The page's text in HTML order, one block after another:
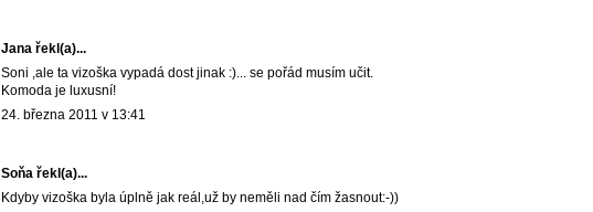
Jana řekl(a)...
Soni ,ale ta vizoška vypadá dost jinak :)... se pořád musím učit.
Komoda je luxusní!
24. března 2011 v 13:41
Soňa řekl(a)...
Kdyby vizoška byla úplně jak reál,už by neměli nad čím žasnout:-))